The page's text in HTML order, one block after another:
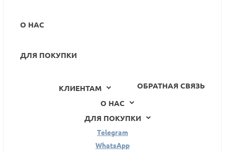
О НАС
ДЛЯ ПОКУПКИ
ОБРАТНАЯ СВЯЗЬ
КЛИЕНТАМ
О НАС
ДЛЯ ПОКУПКИ
Telegram
WhatsApp